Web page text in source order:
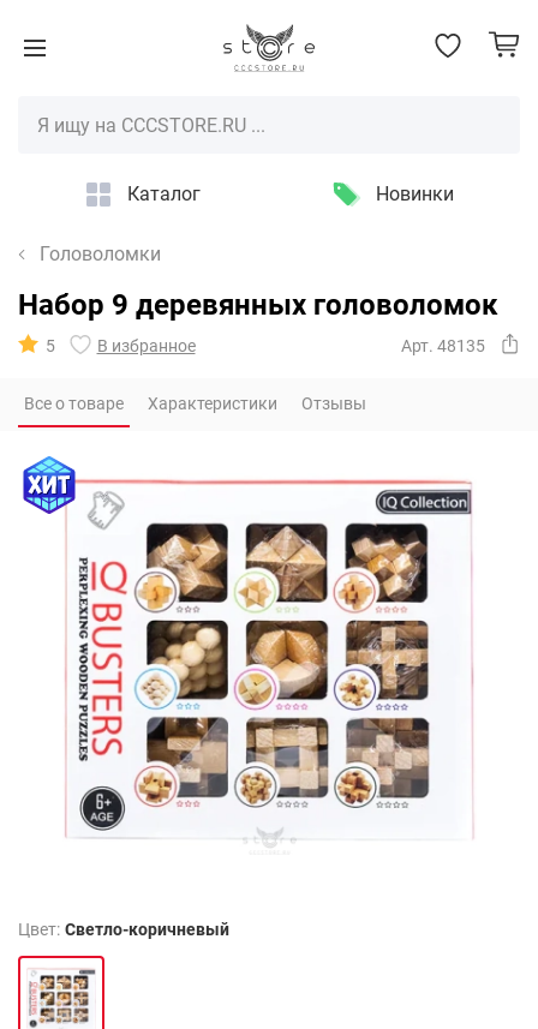
Каталог Новинки
Головоломки
Набор 9 деревянных головоломок
5 В избранное Арт. 48135
Все о товаре Характеристики Отзывы
Цвет: Светло-коричневый